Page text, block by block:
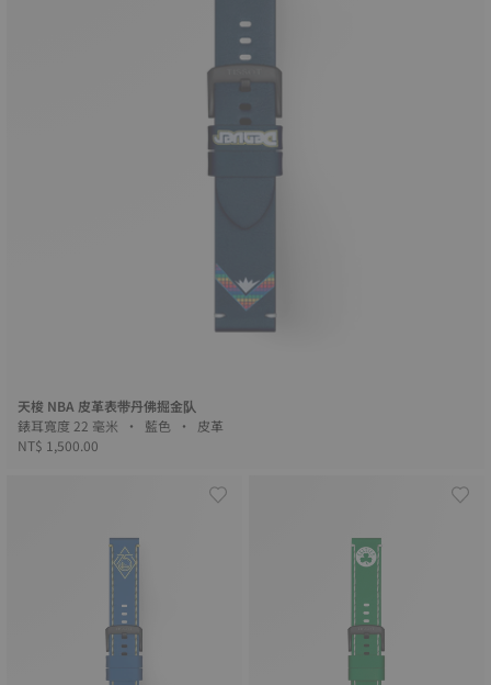
天梭 NBA 皮革表带丹佛掘金队
錶耳寬度 22 毫米 • 藍色 • 皮革
NT$ 1,500.00